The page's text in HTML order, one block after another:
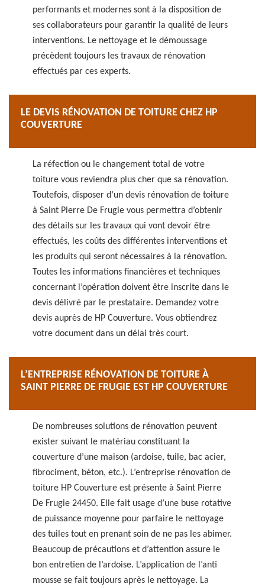
performants et modernes sont à la disposition de
ses collaborateurs pour garantir la qualité de leurs
interventions. Le nettoyage et le démoussage
précèdent toujours les travaux de rénovation
effectués par ces experts.
LE DEVIS RÉNOVATION DE TOITURE CHEZ HP
COUVERTURE
La réfection ou le changement total de votre
toiture vous reviendra plus cher que sa rénovation.
Toutefois, disposer d’un devis rénovation de toiture
à Saint Pierre De Frugie vous permettra d’obtenir
des détails sur les travaux qui vont devoir être
effectués, les coûts des différentes interventions et
les produits qui seront nécessaires à la rénovation.
Toutes les informations financières et techniques
concernant l’opération doivent être inscrite dans le
devis délivré par le prestataire. Demandez votre
devis auprès de HP Couverture. Vous obtiendrez
votre document dans un délai très court.
L’ENTREPRISE RÉNOVATION DE TOITURE À
SAINT PIERRE DE FRUGIE EST HP COUVERTURE
De nombreuses solutions de rénovation peuvent
exister suivant le matériau constituant la
couverture d’une maison (ardoise, tuile, bac acier,
fibrociment, béton, etc.). L’entreprise rénovation de
toiture HP Couverture est présente à Saint Pierre
De Frugie 24450. Elle fait usage d’une buse rotative
de puissance moyenne pour parfaire le nettoyage
des tuiles tout en prenant soin de ne pas les abimer.
Beaucoup de précautions et d’attention assure le
bon entretien de l’ardoise. L’application de l’anti
mousse se fait toujours après le nettoyage. La